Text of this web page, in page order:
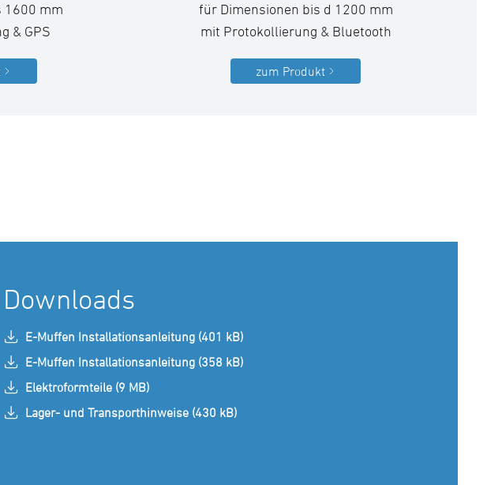
1600 mm
& GPS
für Dimensionen bis d 1200 mm
mit Protokollierung & Bluetooth
zum Produkt
Downloads
E-Muffen Installationsanleitung (401 kB)
E-Muffen Installationsanleitung (358 kB)
Elektroformteile (9 MB)
Lager- und Transporthinweise (430 kB)